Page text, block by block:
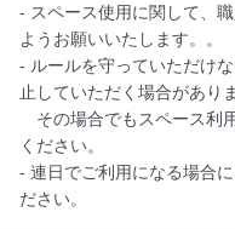
- スペース使用に関して、
ようお願いいたします。。
- ルールを守っていただけ
止していただく場合があり
その場合でもスペース利
ください。
- 連日でご利用になる場合
ださい。